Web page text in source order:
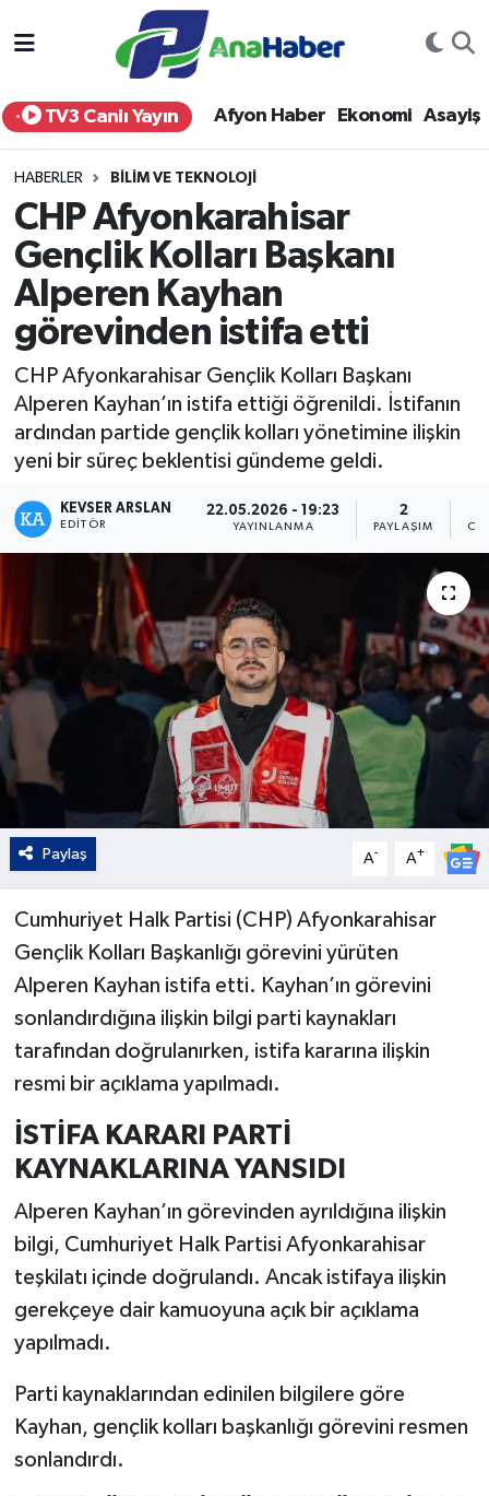
TV3 Canlı Yayın Afyon Haber Ekonomi Asayiş
HABERLER BILIM VE TEKNOLOJI
CHP Afyonkarahisar
Gençlik Kolları Başkanı
Alperen Kayhan
görevinden istifa etti
CHP Afyonkarahisar Gençlik Kolları Başkanı
Alperen Kayhan’ın istifa ettiği öğrenildi. İstifanın
ardından partide gençlik kolları yönetimine ilişkin
yeni bir süreç beklentisi gündeme geldi.
KEVSER ARSLAN
EDITÖR
22.05.2026 - 19:23
YAYINLANMA
2
PAYLAŞIM
Paylaş A- A+
Cumhuriyet Halk Partisi (CHP) Afyonkarahisar
Gençlik Kolları Başkanlığı görevini yürüten
Alperen Kayhan istifa etti. Kayhan’ın görevini
sonlandırdığına ilişkin bilgi parti kaynakları
tarafından doğrulanırken, istifa kararına ilişkin
resmi bir açıklama yapılmadı.
İSTİFA KARARI PARTİ
KAYNAKLARINA YANSIDI
Alperen Kayhan’ın görevinden ayrıldığına ilişkin
bilgi, Cumhuriyet Halk Partisi Afyonkarahisar
teşkilatı içinde doğrulandı. Ancak istifaya ilişkin
gerekçeye dair kamuoyuna açık bir açıklama
yapılmadı.
Parti kaynaklarından edinilen bilgilere göre
Kayhan, gençlik kolları başkanlığı görevini resmen
sonlandırdı.
Yurt Haber
Afyon Haber
Siyaset
Spor
Sağlık
Teknoloji
Kültür - Sanat
Yaşam
Afyonkarahisar Nöbetçi Eczaneler
Afyonkarahisar Hava Durumu
Afyonkarahisar Trafik Yoğunluk Haritası
Süper Lig Puan Durumu ve Fikstür
Son Dakika Haberleri
Haber Arşivi